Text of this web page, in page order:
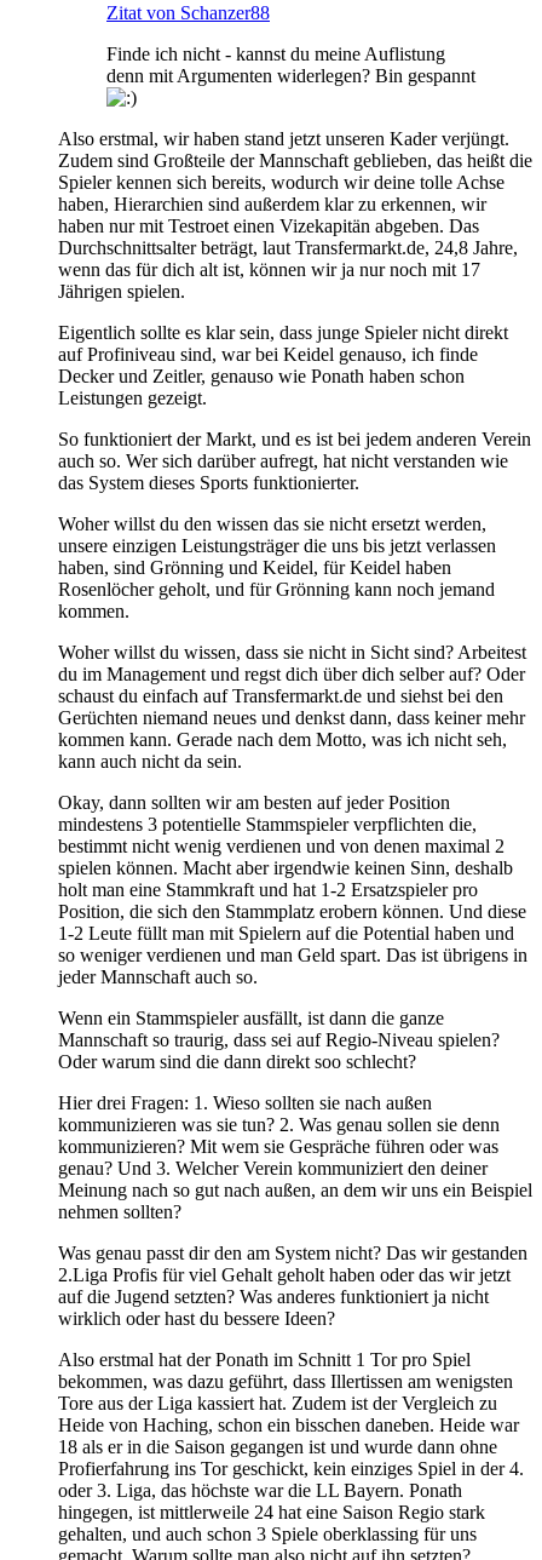
Zitat von Schanzer88
Finde ich nicht - kannst du meine Auflistung
denn mit Argumenten widerlegen? Bin gespannt
Also erstmal, wir haben stand jetzt unseren Kader verjüngt.
Zudem sind Großteile der Mannschaft geblieben, das heißt die
Spieler kennen sich bereits, wodurch wir deine tolle Achse
haben, Hierarchien sind außerdem klar zu erkennen, wir
haben nur mit Testroet einen Vizekapitän abgeben. Das
Durchschnittsalter beträgt, laut Transfermarkt.de, 24,8 Jahre,
wenn das für dich alt ist, können wir ja nur noch mit 17
Jährigen spielen.
Eigentlich sollte es klar sein, dass junge Spieler nicht direkt
auf Profiniveau sind, war bei Keidel genauso, ich finde
Decker und Zeitler, genauso wie Ponath haben schon
Leistungen gezeigt.
So funktioniert der Markt, und es ist bei jedem anderen Verein
auch so. Wer sich darüber aufregt, hat nicht verstanden wie
das System dieses Sports funktionierter.
Woher willst du den wissen das sie nicht ersetzt werden,
unsere einzigen Leistungsträger die uns bis jetzt verlassen
haben, sind Grönning und Keidel, für Keidel haben
Rosenlöcher geholt, und für Grönning kann noch jemand
kommen.
Woher willst du wissen, dass sie nicht in Sicht sind? Arbeitest
du im Management und regst dich über dich selber auf? Oder
schaust du einfach auf Transfermarkt.de und siehst bei den
Gerüchten niemand neues und denkst dann, dass keiner mehr
kommen kann. Gerade nach dem Motto, was ich nicht seh,
kann auch nicht da sein.
Okay, dann sollten wir am besten auf jeder Position
mindestens 3 potentielle Stammspieler verpflichten die,
bestimmt nicht wenig verdienen und von denen maximal 2
spielen können. Macht aber irgendwie keinen Sinn, deshalb
holt man eine Stammkraft und hat 1-2 Ersatzspieler pro
Position, die sich den Stammplatz erobern können. Und diese
1-2 Leute füllt man mit Spielern auf die Potential haben und
so weniger verdienen und man Geld spart. Das ist übrigens in
jeder Mannschaft auch so.
Wenn ein Stammspieler ausfällt, ist dann die ganze
Mannschaft so traurig, dass sei auf Regio-Niveau spielen?
Oder warum sind die dann direkt soo schlecht?
Hier drei Fragen: 1. Wieso sollten sie nach außen
kommunizieren was sie tun? 2. Was genau sollen sie denn
kommunizieren? Mit wem sie Gespräche führen oder was
genau? Und 3. Welcher Verein kommuniziert den deiner
Meinung nach so gut nach außen, an dem wir uns ein Beispiel
nehmen sollten?
Was genau passt dir den am System nicht? Das wir gestanden
2.Liga Profis für viel Gehalt geholt haben oder das wir jetzt
auf die Jugend setzten? Was anderes funktioniert ja nicht
wirklich oder hast du bessere Ideen?
Also erstmal hat der Ponath im Schnitt 1 Tor pro Spiel
bekommen, was dazu geführt, dass Illertissen am wenigsten
Tore aus der Liga kassiert hat. Zudem ist der Vergleich zu
Heide von Haching, schon ein bisschen daneben. Heide war
18 als er in die Saison gegangen ist und wurde dann ohne
Profierfahrung ins Tor geschickt, kein einziges Spiel in der 4.
oder 3. Liga, das höchste war die LL Bayern. Ponath
hingegen, ist mittlerweile 24 hat eine Saison Regio stark
gehalten, und auch schon 3 Spiele oberklassing für uns
gemacht. Warum sollte man also nicht auf ihn setzten?